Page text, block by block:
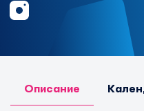
Описание